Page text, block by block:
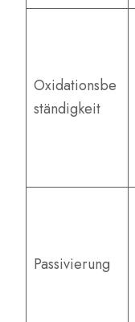
Oxidationsbe
ständigkeit
Passivierung